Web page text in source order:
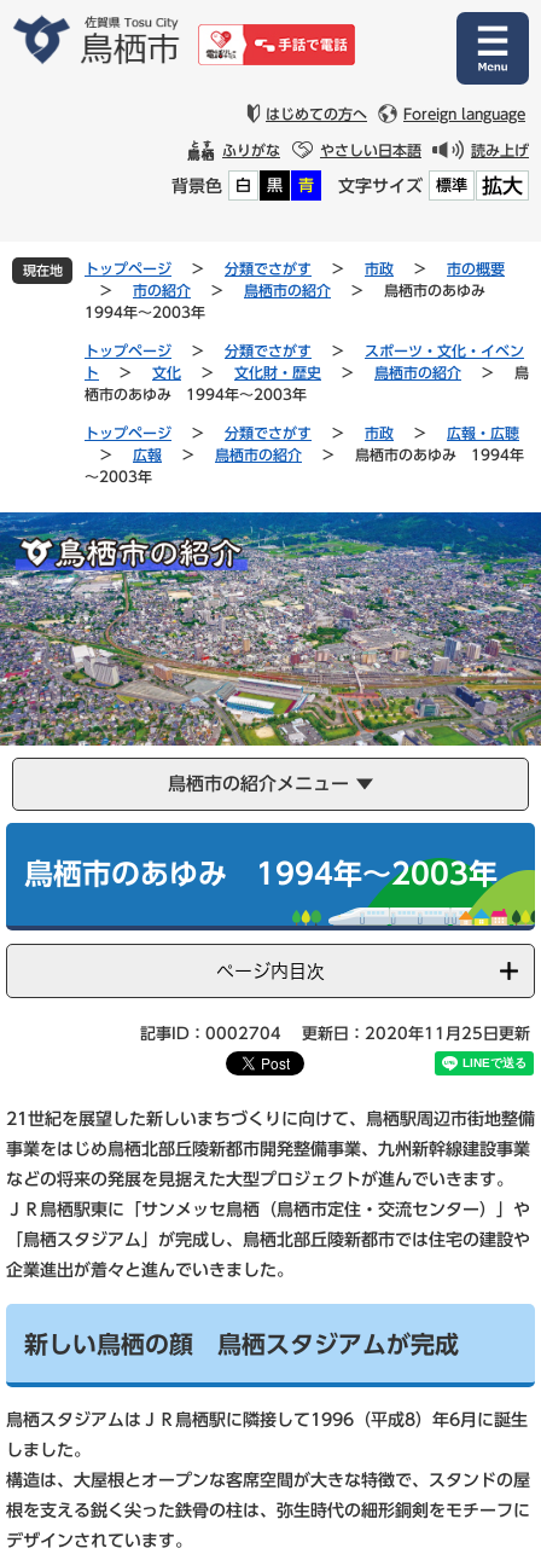
文
はじめての方へ Foreign language
ふりがな やさしい日本語 読み上げ
背景色 白 黒 青 文字サイズ 標準 拡大
現在地 トップページ > 分類でさがす > 市政 >
市の概要
>
市の紹介 > 鳥栖市の紹介 >
鳥栖市のあゆみ
1994年～2003年
トップページ > 分類でさがす >
スポーツ・文化・イベン
ト
> 文化 > 文化財・歴史 > 鳥栖市の紹介 >
鳥
栖市のあゆみ 1994年～2003年
トップページ > 分類でさがす > 市政 >
広報・広聴
>
広報 > 鳥栖市の紹介 >
鳥栖市のあゆみ 1994年
～2003年
鳥栖市の紹介メニュー
鳥栖市のあゆみ 1994年～2003年
ページ内目次
記事ID：0002704 更新日：2020年11月25日更新
21世紀を展望した新しいまちづくりに向けて、鳥栖駅周辺市街地整備
事業をはじめ鳥栖北部丘陵新都市開発整備事業、九州新幹線建設事業
などの将来の発展を見据えた大型プロジェクトが進んでいきます。
ＪＲ鳥栖駅東に「サンメッセ鳥栖（鳥栖市定住・交流センター）」や
「鳥栖スタジアム」が完成し、鳥栖北部丘陵新都市では住宅の建設や
企業進出が着々と進んでいきました。
新しい鳥栖の顔 鳥栖スタジアムが完成
鳥栖スタジアムはＪＲ鳥栖駅に隣接して1996（平成8）年6月に誕生
しました。
構造は、大屋根とオープンな客席空間が大きな特徴で、スタンドの屋
根を支える鋭く尖った鉄骨の柱は、弥生時代の細形銅剣をモチーフに
デザインされています。